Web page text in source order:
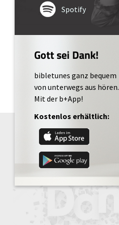
Spotify
Gott sei Dank!
bibletunes ganz bequem
von unterwegs aus hören.
Mit der b+App!
Kostenlos erhältlich: